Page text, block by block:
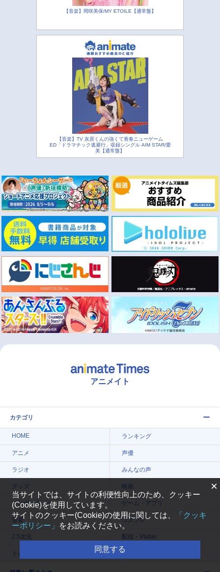
【音楽】岡咲美保/MY ETOILE【通常盤】
【音楽】TV 灰原くんの強くて青春ニューゲーム
ED「ドラマチック逃避行」収録シングル AIM STAR/愛
美【通常盤】
アニメイト
カテゴリ
HOME ランキング
アニメ 声優
ラジオ みんなの声
グッズ 映画
マンガ・ラノベ ゲーム・アプリ
音楽 コスプレ
2.5次元 配信・Vtuber
トレンド 無料マンガ
×
当サイトでは、サイトの利便性向上のため、クッキー
(Cookie)を使用しています。
サイトのクッキー(Cookie)の使用に関しては、
「クッキ
ーポリシー」
をお読みください。
同意する